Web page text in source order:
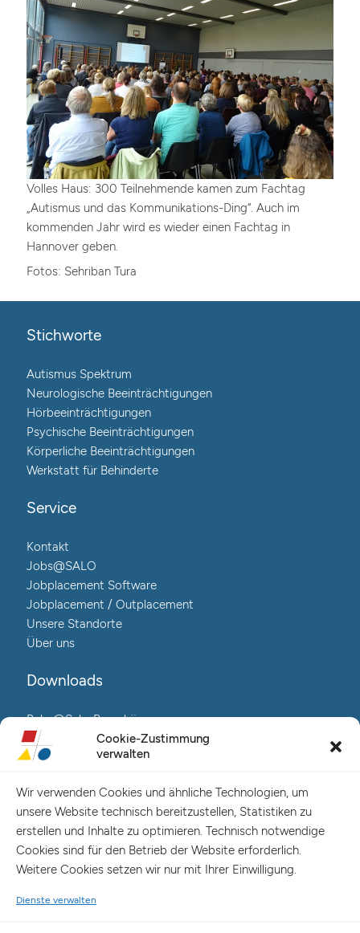
Cookie-Zustimmung
verwalten
Wir verwenden Cookies und ähnliche Technologien, um
unsere Website technisch bereitzustellen, Statistiken zu
erstellen und Inhalte zu optimieren. Technisch notwendige
Cookies sind für den Betrieb der Website erforderlich.
Weitere Cookies setzen wir nur mit Ihrer Einwilligung.
Dienste verwalten
Volles Haus: 300 Teilnehmende kamen zum Fachtag
„Autismus und das Kommunikations-Ding“. Auch im
kommenden Jahr wird es wieder einen Fachtag in
Hannover geben.
Fotos: Sehriban Tura
Stichworte
Autismus Spektrum
Neurologische Beeinträchtigungen
Hörbeeinträchtigungen
Psychische Beeinträchtigungen
Körperliche Beeinträchtigungen
Werkstatt für Behinderte
Service
Kontakt
Jobs@SALO
Jobplacement Software
Jobplacement / Outplacement
Unsere Standorte
Über uns
Downloads
Reha@Salo-Broschüre
Neuro@Salo-Broschüre
AuReA@Salo-Broschüre
Salo Holding AG – Hauptverwaltung Hamburg
Spaldingstraße 57-59 / Rosenallee 6-8
20097 Hamburg
Telefon: +49 (0) 40 23916 – 0
E-Mail:info@salo-ag.de